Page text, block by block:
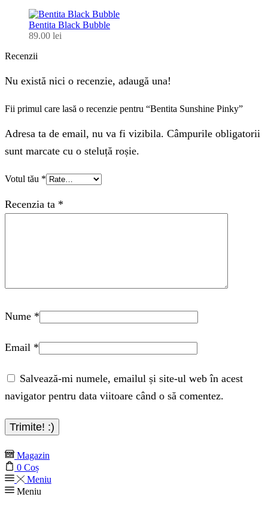
Bentita Black Bubble
89.00 lei
Recenzii
Nu există nici o recenzie, adaugă una!
Fii primul care lasă o recenzie pentru “Bentita Sunshine Pinky”
Adresa ta de email, nu va fi vizibila. Câmpurile obligatorii
sunt marcate cu o steluță roșie.
Votul tău *
Recenzia ta *
Nume *
Email *
Salvează-mi numele, emailul și site-ul web în acest
navigator pentru data viitoare când o să comentez.
Magazin
0 Coș
Meniu
Meniu